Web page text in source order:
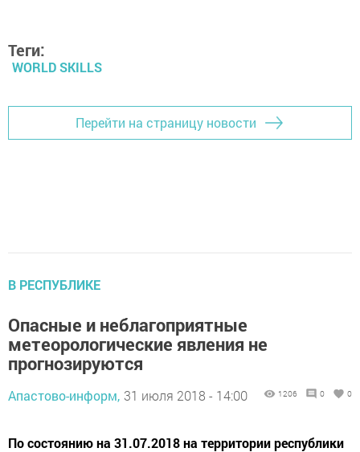
Теги:
WORLD SKILLS
Перейти на страницу новости
В РЕСПУБЛИКЕ
Опасные и неблагоприятные
метеорологические явления не
прогнозируются
Апастово-информ, 31 июля 2018 - 14:00 1206 0 0
По состоянию на 31.07.2018 на территории республики